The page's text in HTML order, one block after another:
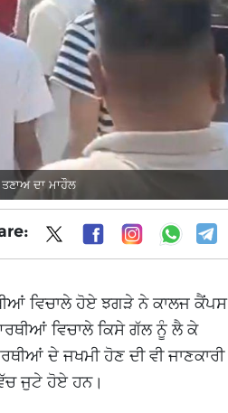
ਦਾ ਮਾਹੌਲ
ਵਿਚਾਲੇ ਹੋਏ ਝਗੜੇ ਨੇ ਕਾਲਜ ਕੈਂਪਸ
ਵਿਚਾਲੇ ਕਿਸੇ ਗੱਲ ਨੂੰ ਲੈ ਕੇ
ਦੇ ਜਖਮੀ ਹੋਣ ਦੀ ਵੀ ਜਾਣਕਾਰੀ
ਜੁਟੇ ਹੋਏ ਹਨ।